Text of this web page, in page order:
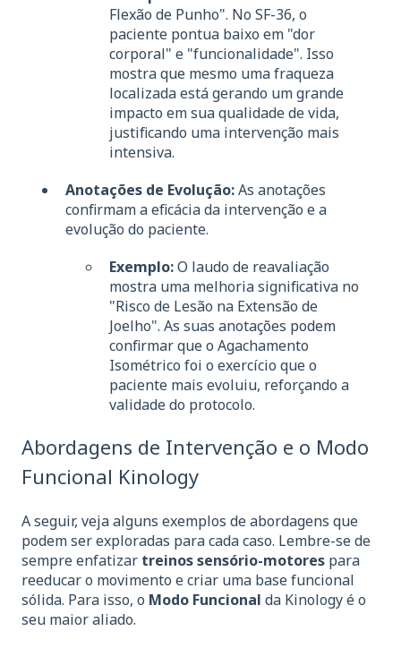
Flexão de Punho". No SF-36, o
paciente pontua baixo em "dor
corporal" e "funcionalidade". Isso
mostra que mesmo uma fraqueza
localizada está gerando um grande
impacto em sua qualidade de vida,
justificando uma intervenção mais
intensiva.
Anotações de Evolução:As anotações
confirmam a eficácia da intervenção e a
evolução do paciente.
Exemplo:O laudo de reavaliação
mostra uma melhoria significativa no
"Risco de Lesão na Extensão de
Joelho". As suas anotações podem
confirmar que o Agachamento
Isométrico foi o exercício que o
paciente mais evoluiu, reforçando a
validade do protocolo.
Abordagens de Intervenção e o Modo
Funcional Kinology
A seguir, veja alguns exemplos de abordagens que
podem ser exploradas para cada caso. Lembre-se de
sempre enfatizar treinos sensório-motores para
reeducar o movimento e criar uma base funcional
sólida. Para isso, o Modo Funcional da Kinology é o
seu maior aliado.